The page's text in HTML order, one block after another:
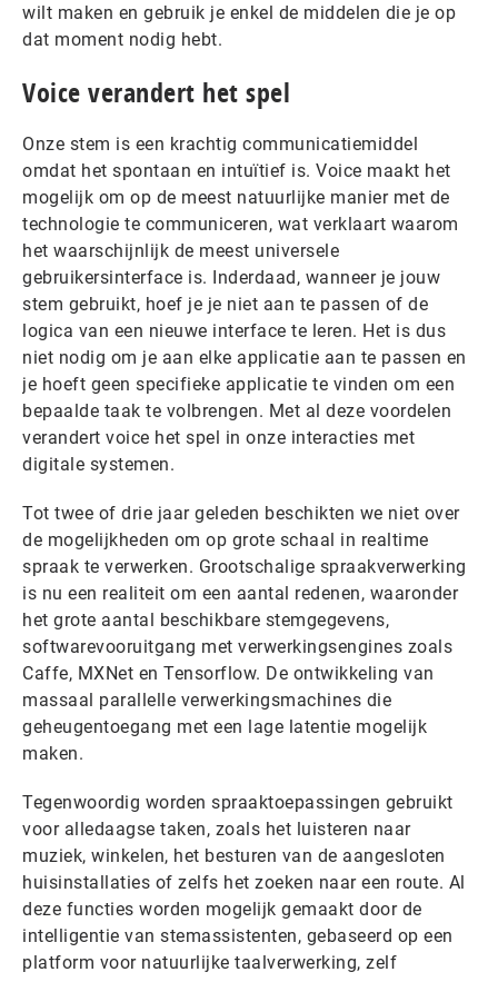
wilt maken en gebruik je enkel de middelen die je op
dat moment nodig hebt.
Voice verandert het spel
Onze stem is een krachtig communicatiemiddel
omdat het spontaan en intuïtief is. Voice maakt het
mogelijk om op de meest natuurlijke manier met de
technologie te communiceren, wat verklaart waarom
het waarschijnlijk de meest universele
gebruikersinterface is. Inderdaad, wanneer je jouw
stem gebruikt, hoef je je niet aan te passen of de
logica van een nieuwe interface te leren. Het is dus
niet nodig om je aan elke applicatie aan te passen en
je hoeft geen specifieke applicatie te vinden om een ​​
bepaalde taak te volbrengen. Met al deze voordelen
verandert voice het spel in onze interacties met
digitale systemen.
Tot twee of drie jaar geleden beschikten we niet over
de mogelijkheden om op grote schaal in realtime
spraak te verwerken. Grootschalige spraakverwerking
is nu een realiteit om een ​​aantal redenen, waaronder
het grote aantal beschikbare stemgegevens,
softwarevooruitgang met verwerkingsengines zoals
Caffe, MXNet en Tensorflow. De ontwikkeling van
massaal parallelle verwerkingsmachines die
geheugentoegang met een lage latentie mogelijk
maken.
Tegenwoordig worden spraaktoepassingen gebruikt
voor alledaagse taken, zoals het luisteren naar
muziek, winkelen, het besturen van de aangesloten
huisinstallaties of zelfs het zoeken naar een route. Al
deze functies worden mogelijk gemaakt door de
intelligentie van stemassistenten, gebaseerd op een
platform voor natuurlijke taalverwerking, zelf